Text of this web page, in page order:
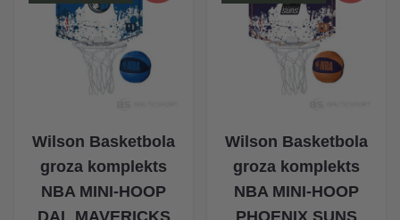
Wilson Basketbola
groza komplekts
NBA MINI-HOOP
Wilson Basketbola
groza komplekts
NBA MINI-HOOP